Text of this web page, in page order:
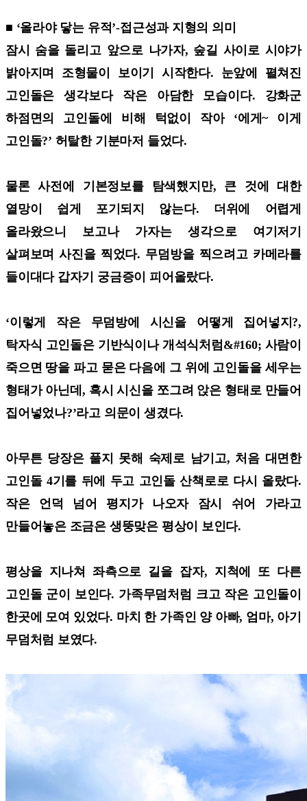
■ ‘올라야 닿는 유적’-접근성과 지형의 의미
잠시 숨을 돌리고 앞으로 나가자, 숲길 사이로 시야가
밝아지며 조형물이 보이기 시작한다. 눈앞에 펼쳐진
고인돌은 생각보다 작은 아담한 모습이다. 강화군
하점면의 고인돌에 비해 턱없이 작아 ‘에게~ 이게
고인돌?’ 허탈한 기분마저 들었다.
물론 사전에 기본정보를 탐색했지만, 큰 것에 대한
열망이 쉽게 포기되지 않는다. 더위에 어렵게
올라왔으니 보고나 가자는 생각으로 여기저기
살펴보며 사진을 찍었다. 무덤방을 찍으려고 카메라를
들이대다 갑자기 궁금증이 피어올랐다.
‘이렇게 작은 무덤방에 시신을 어떻게 집어넣지?,
탁자식 고인돌은 기반식이나 개석식처럼&#160; 사람이
죽으면 땅을 파고 묻은 다음에 그 위에 고인돌을 세우는
형태가 아닌데, 혹시 시신을 쪼그려 앉은 형태로 만들어
집어넣었나?’라고 의문이 생겼다.
아무튼 당장은 풀지 못해 숙제로 남기고, 처음 대면한
고인돌 4기를 뒤에 두고 고인돌 산책로로 다시 올랐다.
작은 언덕 넘어 평지가 나오자 잠시 쉬어 가라고
만들어놓은 조금은 생뚱맞은 평상이 보인다.
평상을 지나쳐 좌측으로 길을 잡자, 지척에 또 다른
고인돌 군이 보인다. 가족무덤처럼 크고 작은 고인돌이
한곳에 모여 있었다. 마치 한 가족인 양 아빠, 엄마, 아기
무덤처럼 보였다.